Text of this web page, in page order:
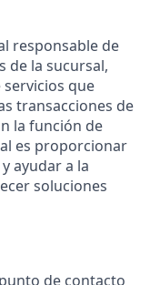
responsable de
de la sucursal,
que
transacciones de
la función de
es proporcionar
ayudar a la
soluciones
de contacto